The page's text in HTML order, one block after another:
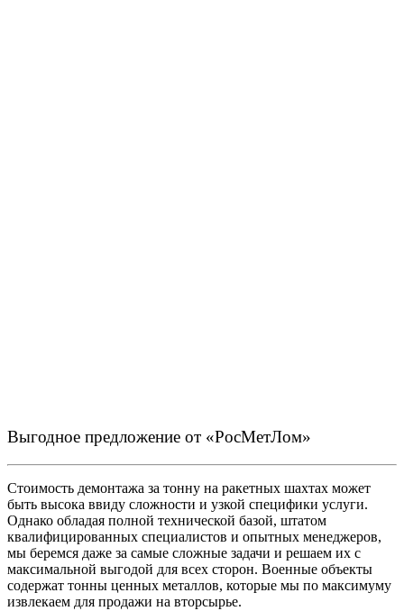
Выгодное предложение от «РосМетЛом»
Стоимость демонтажа за тонну на ракетных шахтах может
быть высока ввиду сложности и узкой специфики услуги.
Однако обладая полной технической базой, штатом
квалифицированных специалистов и опытных менеджеров,
мы беремся даже за самые сложные задачи и решаем их с
максимальной выгодой для всех сторон. Военные объекты
содержат тонны ценных металлов, которые мы по максимуму
извлекаем для продажи на вторсырье.